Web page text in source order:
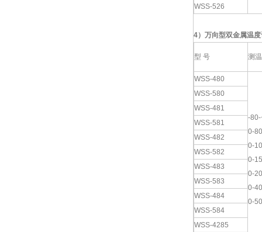
WSS-526
4） 万向型双金属温
型 号 测
WSS-480
-
0-80
0-
0-
0-
0-
0-
WSS-580
WSS-481
WSS-581
WSS-482
WSS-582
WSS-483
WSS-583
WSS-484
WSS-584
WSS-4285